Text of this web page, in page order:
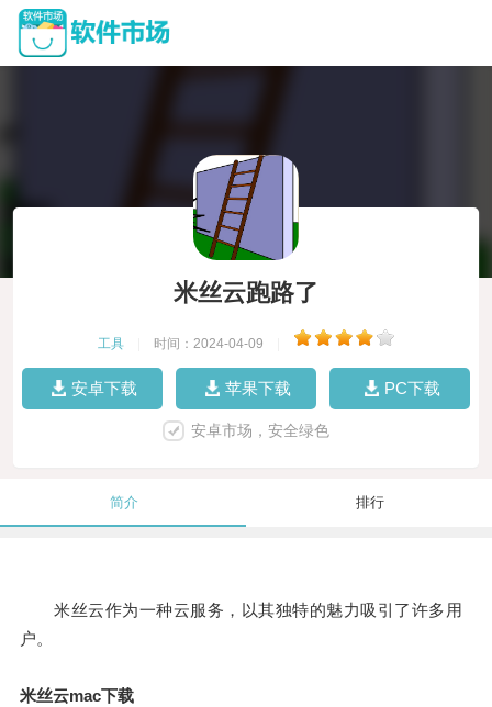
米丝云跑路了
工具 时间：2024-04-09
安卓下载 苹果下载 PC下载
安卓市场，安全绿色
简介 排行
米丝云作为一种云服务，以其独特的魅力吸引了许多用
户。
米丝云mac下载